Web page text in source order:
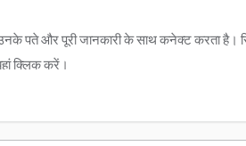
पते और पूरी जानकारी के साथ कनेक्ट करता है।
क्लिक करें।